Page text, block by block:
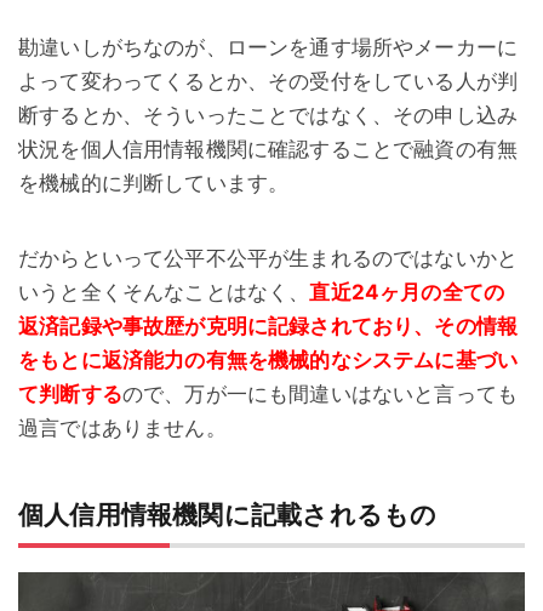
勘違いしがちなのが、ローンを通す場所やメーカーに
よって変わってくるとか、その受付をしている人が判
断するとか、そういったことではなく、その申し込み
状況を個人信用情報機関に確認することで融資の有無
を機械的に判断しています。
だからといって公平不公平が生まれるのではないかと
いうと全くそんなことはなく、直近24ヶ月の全ての
返済記録や事故歴が克明に記録されており、その情報
をもとに返済能力の有無を機械的なシステムに基づい
て判断するので、万が一にも間違いはないと言っても
過言ではありません。
個人信用情報機関に記載されるもの